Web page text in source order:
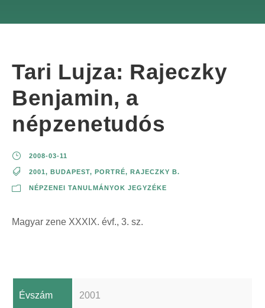
Tari Lujza: Rajeczky
Benjamin, a
népzenetudós
2008-03-11
2001, BUDAPEST, PORTRÉ, RAJECZKY B.
NÉPZENEI TANULMÁNYOK JEGYZÉKE
Magyar zene XXXIX. évf., 3. sz.
Évszám 2001